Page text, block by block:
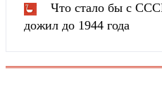
Что стало бы с
дожил до 1944 года